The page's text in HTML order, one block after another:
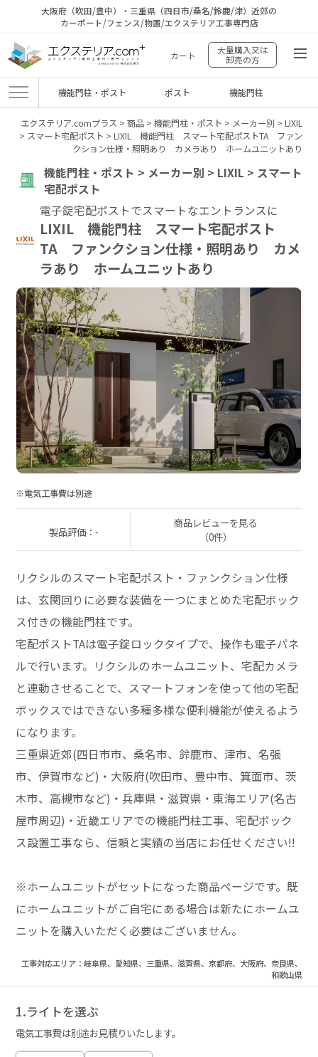
大阪府（吹田/豊中）・三重県（四日市/桑名/鈴鹿/津）近郊の
カーポート/フェンス/物置/エクステリア工事専門店
カート
大量購入又は
卸売の方
機能門柱・ポスト ポスト 機能門柱
エクステリア.comプラス > 商品> 機能門柱・ポスト > メーカー別 > LIXIL
> スマート宅配ポスト > LIXIL 機能門柱 スマート宅配ポストTA ファン
クション仕様・照明あり カメラあり ホームユニットあり
機能門柱・ポスト > メーカー別 > LIXIL > スマート
宅配ポスト
電子錠宅配ポストでスマートなエントランスに
LIXIL 機能門柱 スマート宅配ポスト
TA ファンクション仕様・照明あり カメ
ラあり ホームユニットあり
※電気工事費は別途
製品評価：-
商品レビューを見る
（0件）
リクシルのスマート宅配ポスト・ファンクション仕様
は、玄関回りに必要な装備を一つにまとめた宅配ボック
ス付きの機能門柱です。
宅配ポストTAは電子錠ロックタイプで、操作も電子パネ
ルで行います。リクシルのホームユニット、宅配カメラ
と連動させることで、スマートフォンを使って他の宅配
ボックスではできない多種多様な便利機能が使えるよう
になります。
三重県近郊(四日市市、桑名市、鈴鹿市、津市、名張
市、伊賀市など)・大阪府(吹田市、豊中市、箕面市、茨
木市、高槻市など)・兵庫県・滋賀県・東海エリア(名古
屋市周辺)・近畿エリアでの機能門柱工事、宅配ボック
ス設置工事なら、信頼と実績の当店にお任せください!!
※ホームユニットがセットになった商品ページです。既
にホームユニットがご自宅にある場合は新たにホームユ
ニットを購入いただく必要はございません。
工事対応エリア：岐阜県、愛知県、三重県、滋賀県、京都府、大阪府、奈良県、
和歌山県
1.ライトを選ぶ
電気工事費は別途お見積りいたします。